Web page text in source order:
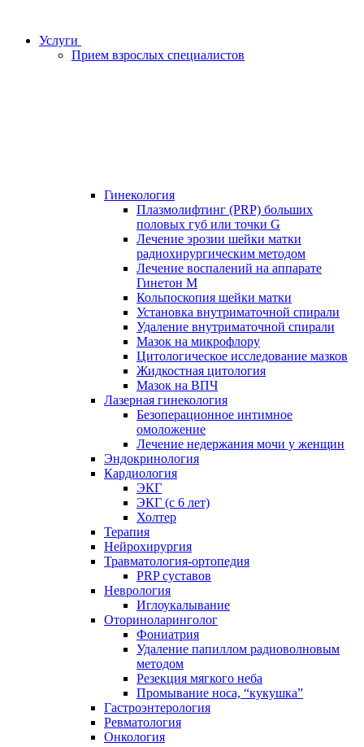
Услуги
Прием взрослых специалистов
Гинекология
Плазмолифтинг (PRP) больших
половых губ или точки G
Лечение эрозии шейки матки
радиохирургическим методом
Лечение воспалений на аппарате
Гинетон М
Кольпоскопия шейки матки
Установка внутриматочной спирали
Удаление внутриматочной спирали
Мазок на микрофлору
Цитологическое исследование мазков
Жидкостная цитология
Мазок на ВПЧ
Лазерная гинекология
Безоперационное интимное
омоложение
Лечение недержания мочи у женщин
Эндокринология
Кардиология
ЭКГ
ЭКГ (с 6 лет)
Холтер
Терапия
Нейрохирургия
Травматология-ортопедия
PRP суставов
Неврология
Иглоукалывание
Оториноларинголог
Фониатрия
Удаление папиллом радиоволновым
методом
Резекция мягкого неба
Промывание носа, “кукушка”
Гастроэнтерология
Ревматология
Онкология